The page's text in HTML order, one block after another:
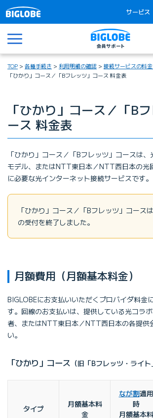
サービス
メニュー
TOP 各種手続き 利用明細の確認
接続サービスの料
「ひかり」コース／「Bフレッツ」コース 料金表
「ひかり」コース／「B
ース 料金表
「ひかり」コース／「Bフレッツ」コースは
モデル、またはNTT東日本／NTT西日本の光
に必要な光インターネット接続サービスです。
「ひかり」コース／「Bフレッツ」コース
の受付を終了しました。
月額費用（月額基本料金）
BIGLOBEにお支払いいただくプロバイダ料金
す。回線のお支払いは、提供している光コラ
者、またはNTT東日本／NTT西日本の各提供
い。
「ひかり」コース （旧「Bフレッツ・ライト
タイプ
月額基本料
金
なが割適用
時
月額基本料